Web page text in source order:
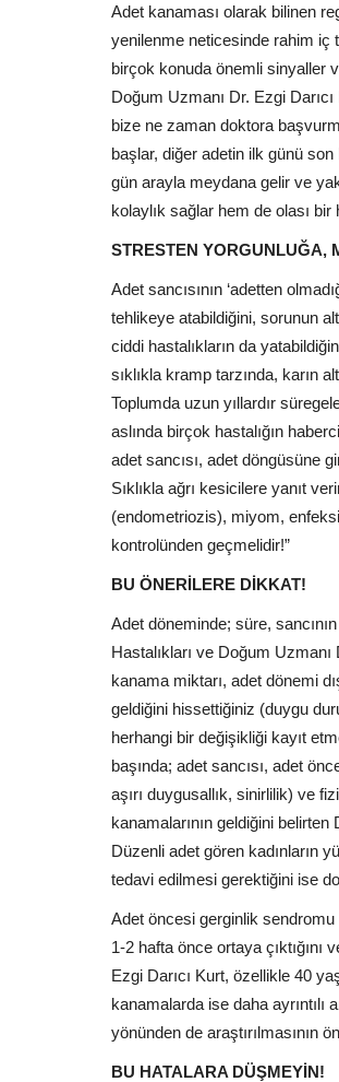
Adet kanaması olarak bilinen
yenilenme neticesinde rahim iç
birçok konuda önemli sinyaller
Doğum Uzmanı Dr. Ezgi
bize ne zaman doktora
başlar, diğer adetin ilk günü
gün arayla meydana gelir ve
kolaylık sağlar hem de olası bir
STRESTEN YORGUNLUĞA,
Adet sancısının ‘adetten
tehlikeye atabildiğini, sorunun
ciddi hastalıkların da
sıklıkla kramp tarzında, karın
Toplumda uzun yıllardır
aslında birçok hastalığın
adet sancısı, adet döngüsüne
Sıklıkla ağrı kesicilere yanıt
(endometriozis), miyom,
kontrolünden geçmelidir!”
BU ÖNERİLERE DİKKAT!
Adet döneminde; süre,
Hastalıkları ve Doğum Uzmanı
kanama miktarı, adet dönemi
geldiğini hissettiğiniz (duygu
herhangi bir değişikliği kayıt
başında; adet sancısı, adet
aşırı duygusallık, sinirlilik) ve
kanamalarının geldiğini
Düzenli adet gören kadınların
tedavi edilmesi gerektiğini ise
Adet öncesi gerginlik sendromu
1-2 hafta önce ortaya
Ezgi Darıcı Kurt, özellikle 40
kanamalarda ise daha
yönünden de araştırılmasının
BU HATALARA DÜŞMEYİN!